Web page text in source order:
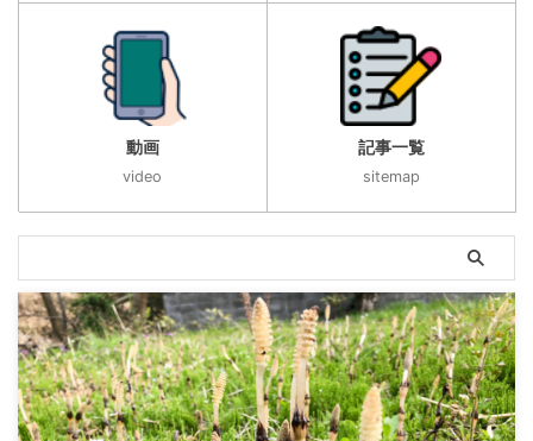
動画
video
記事一覧
sitemap